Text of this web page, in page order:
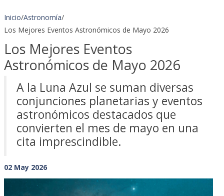
Inicio/Astronomía/
Los Mejores Eventos Astronómicos de Mayo 2026
Los Mejores Eventos
Astronómicos de Mayo 2026
A la Luna Azul se suman diversas
conjunciones planetarias y eventos
astronómicos destacados que
convierten el mes de mayo en una
cita imprescindible.
02 May 2026
Previous Next